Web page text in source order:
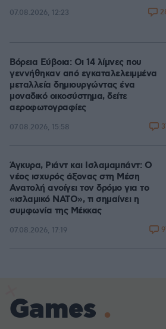
07.08.2026, 12:23
Βόρεια Εύβοια: Οι 14 λίμνες που
γεννήθηκαν από εγκαταλελειμμένα
μεταλλεία δημιουργώντας ένα
μοναδικό οικοσύστημα, δείτε
αεροφωτογραφίες
07.08.2026, 15:58
Άγκυρα, Ριάντ και Ισλαμαμπάντ: Ο
νέος ισχυρός άξονας στη Μέση
Ανατολή ανοίγει τον δρόμο για το
«ισλαμικό ΝΑΤΟ», τι σημαίνει η
συμφωνία της Μέκκας
07.08.2026, 17:19
Games